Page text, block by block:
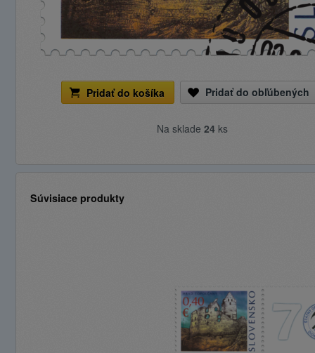
Pridať do košíka Pridať do obľúbených
Na sklade 24ks
Súvisiace produkty